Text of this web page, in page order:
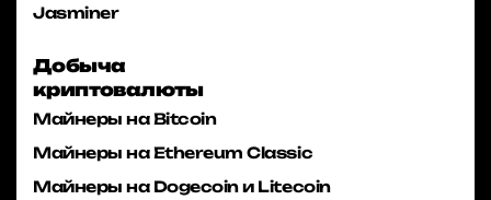
Jasminer
Добыча
криптовалюты
Майнеры на Bitcoin
Майнеры на Ethereum Classic
Майнеры на Dogecoin и Litecoin